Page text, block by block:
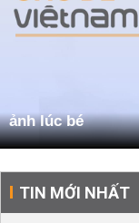
ảnh lúc bé
TIN MỚI NHẤT